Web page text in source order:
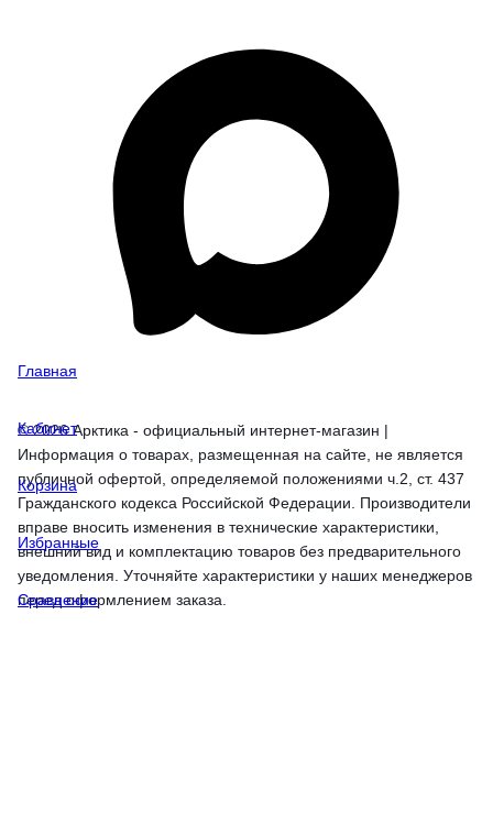
© 2026 Арктика - официальный интернет-магазин |
Информация о товарах, размещенная на сайте, не является
публичной офертой, определяемой положениями ч.2, ст. 437
Гражданского кодекса Российской Федерации. Производители
вправе вносить изменения в технические характеристики,
внешний вид и комплектацию товаров без предварительного
уведомления. Уточняйте характеристики у наших менеджеров
перед оформлением заказа.
Главная
Кабинет
Корзина
Избранные
Сравнение